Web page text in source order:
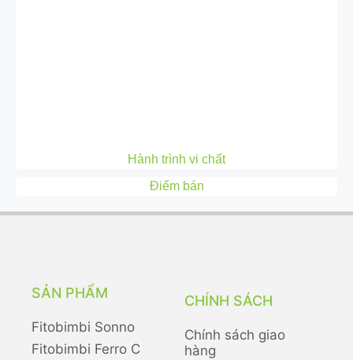
Hành trình vi chất
Điểm bán
SẢN PHẨM
Fitobimbi Sonno
Fitobimbi Ferro C
CHÍNH SÁCH
Chính sách giao
hàng